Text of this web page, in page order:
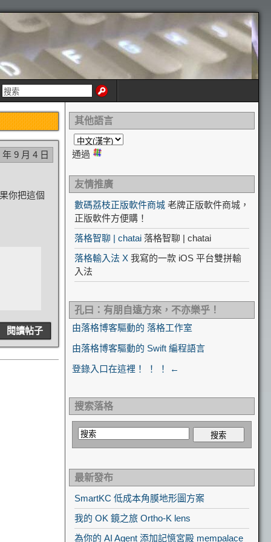
年 9 月 4 日
你把這個
閱讀帖子
其他語言
通過
友情推廣
數碼荔枝正版軟件商城 老牌正版軟件商城，
正版軟件方便購！
落格智聊 | chatai 落格智聊 | chatai
落格輸入法 X 我寫的一款 iOS 平台雙拼輸
入法
孔曰：有朋自遠方來，不亦樂乎！
由落格博客驅動的 落格工作室
由落格博客驅動的 Swift 編程語言
登錄入口在這裡！ ！ ！ ←
搜索落格
最新發布
SmartKC 低成本角膜地形圖方案
我的 OK 鏡之旅 Ortho-K lens
為你的 AI Agent 添加記憶宮殿 mempalace